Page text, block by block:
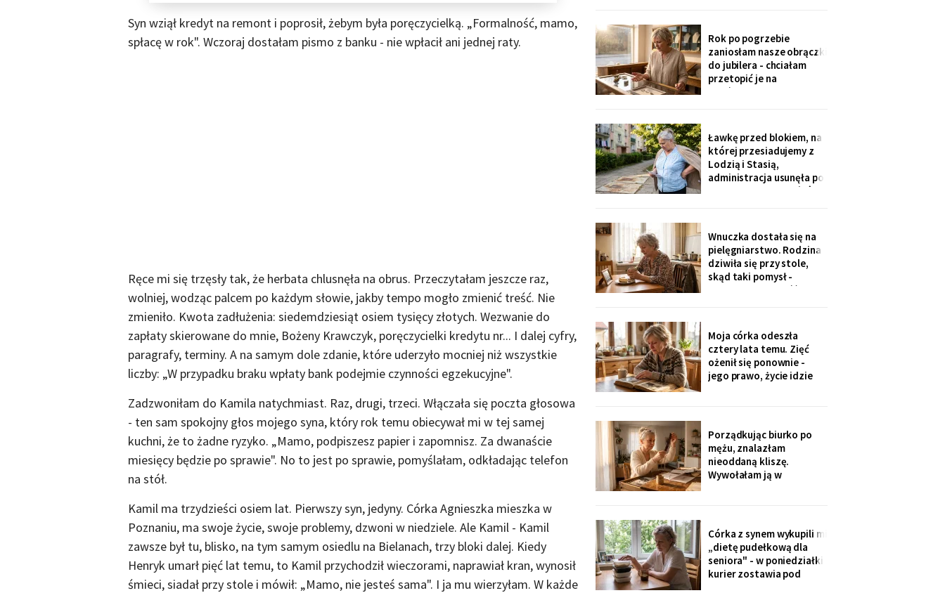
Syn wziął kredyt na remont i poprosił, żebym była poręczycielką. „Formalność, mamo,
spłacę w rok". Wczoraj dostałam pismo z banku - nie wpłacił ani jednej raty.
Ręce mi się trzęsły tak, że herbata chlusnęła na obrus. Przeczytałam jeszcze raz,
wolniej, wodząc palcem po każdym słowie, jakby tempo mogło zmienić treść. Nie
zmieniło. Kwota zadłużenia: siedemdziesiąt osiem tysięcy złotych. Wezwanie do
zapłaty skierowane do mnie, Bożeny Krawczyk, poręczycielki kredytu nr... I dalej cyfry,
paragrafy, terminy. A na samym dole zdanie, które uderzyło mocniej niż wszystkie
liczby: „W przypadku braku wpłaty bank podejmie czynności egzekucyjne".
Zadzwoniłam do Kamila natychmiast. Raz, drugi, trzeci. Włączała się poczta głosowa
- ten sam spokojny głos mojego syna, który rok temu obiecywał mi w tej samej
kuchni, że to żadne ryzyko. „Mamo, podpiszesz papier i zapomnisz. Za dwanaście
miesięcy będzie po sprawie". No to jest po sprawie, pomyślałam, odkładając telefon
na stół.
Kamil ma trzydzieści osiem lat. Pierwszy syn, jedyny. Córka Agnieszka mieszka w
Poznaniu, ma swoje życie, swoje problemy, dzwoni w niedziele. Ale Kamil - Kamil
zawsze był tu, blisko, na tym samym osiedlu na Bielanach, trzy bloki dalej. Kiedy
Henryk umarł pięć lat temu, to Kamil przychodził wieczorami, naprawiał kran, wynosił
śmieci, siadał przy stole i mówił: „Mamo, nie jesteś sama". I ja mu wierzyłam. W każde
mikrofonu: „to stary
przepis z mojej rodziny".
Klaskałam razem ze
wszystkimi.
Rok po pogrzebie
zaniosłam nasze obrączki
do jubilera - chciałam
przetopić je na
pierścionek dla wnuczki.
cicho: „Pani jest złota.
Męża - pozłacana, dobra
imitacja, robota sprzed
lat".
Ławkę przed blokiem, na
której przesiadujemy z
Lodzią i Stasią,
administracja usunęła po
„skargach mieszkańców"
jedenaście podpisów.
Rozpoznałam charakter
pisma córki - ma tu
kawalerkę pod wynajem.
„Mamo, bez przesady
Wnuczka dostała się na
pielęgniarstwo. Rodzina
dziwiła się przy stole,
skąd taki pomysł -
przecież mogła „iść na
podnosząc głowy znad
talerza: „bo widziałam,
jak babcia trzy lata
zajmowała się dziadkiem.
Też chcę tak
Moja córka odeszła
cztery lata temu. Zięć
ożenił się ponownie -
jego prawo, życie idzie
ścian, „bo ciocia nie lubi
na nie patrzeć". Dałam jej
mały album - schowała go
do tornistra jak
Porządkując biurko po
mężu, znalazłam
nieoddaną kliszę.
Wywołałam ją w
roześmiana kobieta przy
ognisku. Na ostatniej
klatce on - młody, z
wąsami, obejmuje ją
ramieniem.
Córka z synem wykupili mi
„dietę pudełkową dla
seniora" - w poniedziałki
kurier zostawia pod